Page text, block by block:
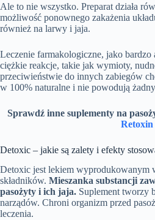
Ale to nie wszystko. Preparat działa
możliwość ponownego zakażenia
również na larwy i jaja.
Leczenie farmakologiczne, jako
ciężkie reakcje, takie jak wymioty,
przeciwieństwie do innych zabiegów
w 100% naturalne i nie powodują
Sprawdź inne suplementy na
Retoxin
Detoxic – jakie są zalety i efekty
Detoxic jest lekiem wyprodukowanym
składników. Mieszanka substancji
pasożyty i ich jaja. Suplement tworzy
narządów. Chroni organizm przed
leczenia.